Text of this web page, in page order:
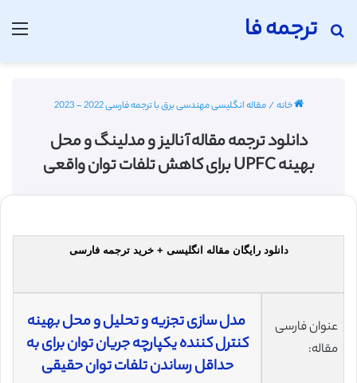
ترجمه فا
جستجو برای
خانه/مقاله انگلیسی مهندسی برق با ترجمه فارسی 2022 - 2023
دانلود ترجمه مقاله آنالیز و مدلینگ و محل
بهینه UPFC برای کاهش تلفات توان واقعی
دانلود رایگان مقاله انگلیسی + خرید ترجمه فارسی
عنوان فارسی
مقاله:
مدل سازی تجزیه و تحلیل و محل بهینه
کنترل کننده یکپارچه جریان توان برای به
حداقل رساندن تلفات توان حقیقی